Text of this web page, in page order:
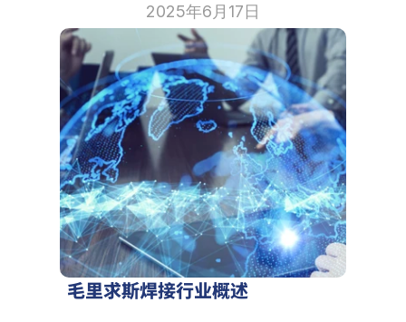
2025年6月17日
毛里求斯焊接行业概述